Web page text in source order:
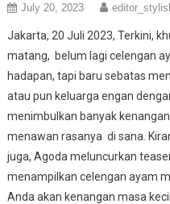
July 20, 2023
Jakarta, 20 Juli 2023, Terkini,
matang, belum lagi celengan
hadapan, tapi baru sebatas
atau pun keluarga engan
menimbulkan banyak
menawan rasanya di sana.
juga, Agoda meluncurkan
menampilkan celengan ayam
Anda akan kenangan masa